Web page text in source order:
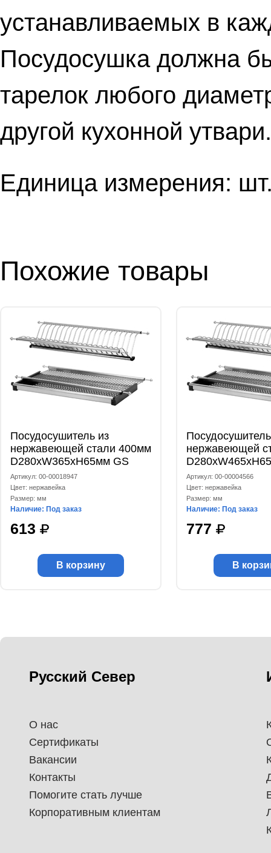
устанавливаемых в
Посудосушка должна
тарелок любого
другой кухонной утвари.
Единица измерения:
Похожие товары
Посудосушитель из
нержавеющей стали 400мм
D280xW365xH65мм GS
Артикул: 00-00018947
Цвет: нержавейка
Размер: мм
Наличие: Под заказ
613
В корзину
нержавеющей
Артикул: 00-00004566
Цвет: нержавейка
Размер: мм
Наличие: Под заказ
777
В
Русский Север
О нас
Сертификаты
Вакансии
Контакты
Помогите стать лучше
Корпоративным клиентам